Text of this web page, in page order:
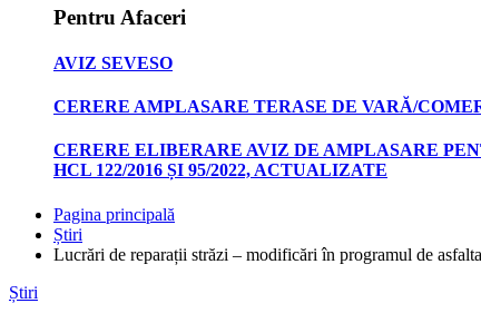
Pentru Afaceri
AVIZ SEVESO
CERERE AMPLASARE TERASE DE VARĂ/
CERERE ELIBERARE AVIZ DE AMPLASARE
HCL 122/2016 ȘI 95/2022, ACTUALIZATE
Pagina principală
Știri
Lucrări de reparații străzi – modificări în programul de
Știri